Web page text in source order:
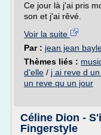
Ce jour là j'ai pris
son et j'ai rêvé.
Voir la suite
Par : jean jean
Thèmes liés :
d'elle / j ai reve d
un reve qu un jour
Céline Dion -
Fingerstyle